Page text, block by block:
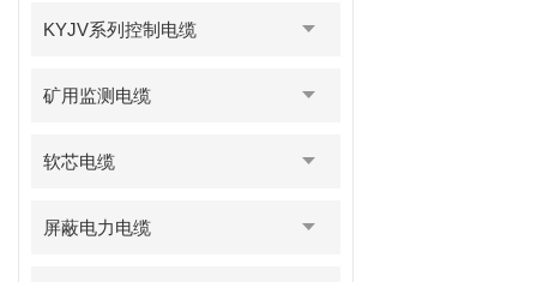
KYJV系列控制电缆
矿用监测电缆
软芯电缆
屏蔽电力电缆